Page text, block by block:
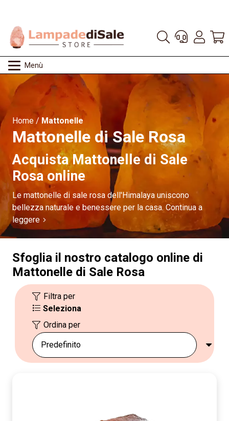
Menù
Home / Mattonelle
Mattonelle di Sale Rosa
Acquista Mattonelle di Sale
Rosa online
Le mattonelle di sale rosa dell'Himalaya uniscono
bellezza naturale e benessere per la casa. Continua a
leggere
Sfoglia il nostro catalogo online di
Mattonelle di Sale Rosa
Filtra per
Seleziona
Ordina per